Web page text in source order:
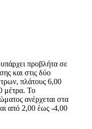
προβλήτα σε
και στις δύο
πλάτους 6,00
μέτρα. Το
ανέρχεται στα
από 2,00 έως -4,00